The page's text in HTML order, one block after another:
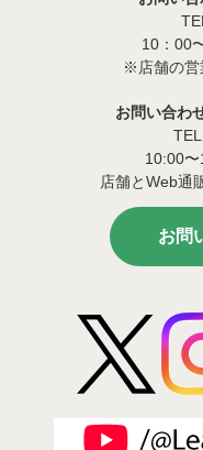
10：00
※店舗の営
お問い合わ
10:00〜
店舗とWeb通
お問